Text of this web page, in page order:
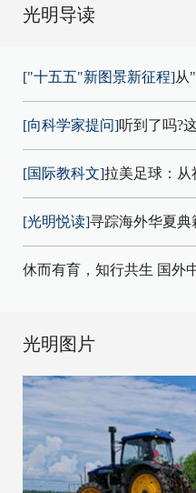
光明导读
["十五五"新图景新征程]从
[向科学家提问]听到了吗?
[国际教科文]拉美足球：从
[光明悦读]寻踪海外华夏
休而有育，知行共生 国外
光明图片